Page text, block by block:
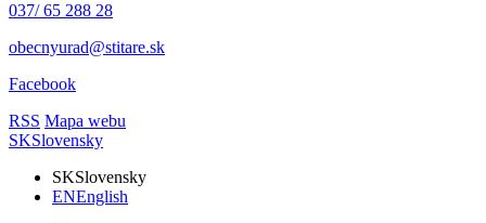
037/ 65 288 28
obecnyurad@stitare.sk
Facebook
RSS Mapa webu
SKSlovensky
SKSlovensky
ENEnglish